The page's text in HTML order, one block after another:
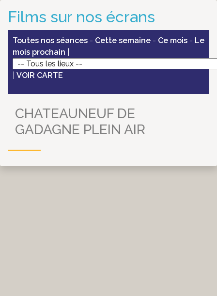
Films sur nos écrans
Toutes nos séances - Cette semaine - Ce mois - Le
mois prochain
VOIR CARTE
CHATEAUNEUF DE
GADAGNE PLEIN AIR